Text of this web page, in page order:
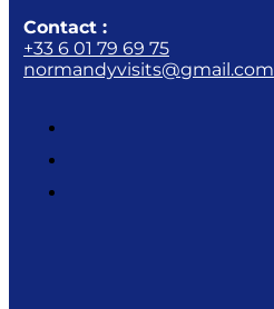
Contact :
+33 6 01 79 69 75
normandyvisits@gmail.com